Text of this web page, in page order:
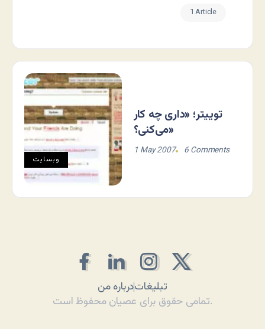
1 Article
وبسایت
توییتر؛ «داری چه کار
می‌کنی؟»
1 May 2007 6 Comments
درباره منتبلیغات
تمامی حقوق برای عصیان محفوظ است.